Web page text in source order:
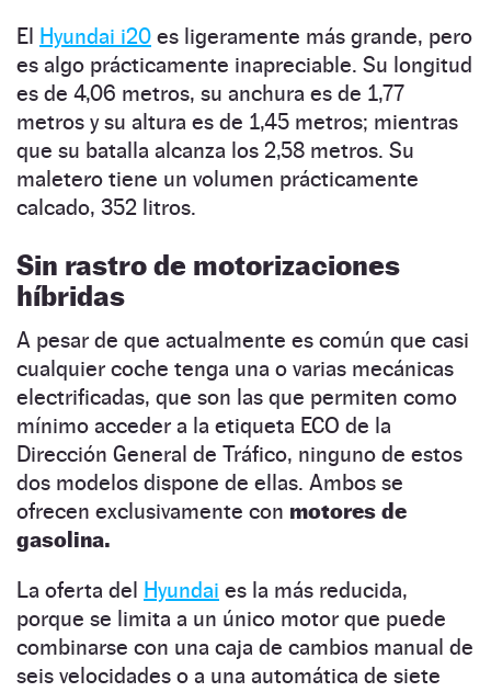
El Hyundai i20 es ligeramente más grande, pero
es algo prácticamente inapreciable. Su longitud
es de 4,06 metros, su anchura es de 1,77
metros y su altura es de 1,45 metros; mientras
que su batalla alcanza los 2,58 metros. Su
maletero tiene un volumen prácticamente
calcado, 352 litros.
Sin rastro de motorizaciones
híbridas
A pesar de que actualmente es común que casi
cualquier coche tenga una o varias mecánicas
electrificadas, que son las que permiten como
mínimo acceder a la etiqueta ECO de la
Dirección General de Tráfico, ninguno de estos
dos modelos dispone de ellas. Ambos se
ofrecen exclusivamente con motores de
gasolina.
La oferta del Hyundai es la más reducida,
porque se limita a un único motor que puede
combinarse con una caja de cambios manual de
seis velocidades o a una automática de siete